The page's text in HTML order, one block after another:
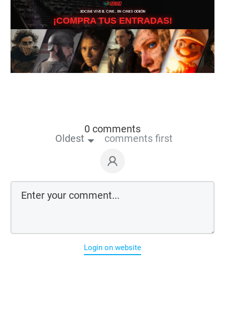
3DCINE VIVE EL CINE… EN CINES ODEÓN
¡COMPRA TUS ENTRADAS!
0 comments
Oldest comments first
Login on website